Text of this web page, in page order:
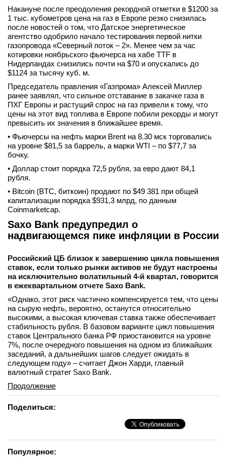
Накануне после преодоления рекордной отметки в $1200 за
1 тыс. кубометров цена на газ в Европе резко снизилась
после новостей о том, что Датское энергетическое
агентство одобрило начало тестирования первой нитки
газопровода «Северный поток – 2». Менее чем за час
котировки ноябрьского фьючерса на хабе TTF в
Нидерландах снизились почти на $70 и опускались до
$1124 за тысячу куб. м.
Председатель правления «Газпрома» Алексей Миллер
ранее заявлял, что сильное отставание в закачке газа в
ПХГ Европы и растущий спрос на газ привели к тому, что
цены на этот вид топлива в Европе побили рекорды и могут
превысить их значения в ближайшее время.
• Фьючерсы на нефть марки Brent на 8.30 мск торговались
на уровне $81,5 за баррель, а марки WTI – по $77,7 за
бочку.
• Доллар стоит порядка 72,5 рубля, за евро дают 84,1
рубля.
• Bitcoin (BTC, биткоин) продают по $49 381 при общей
капитализации порядка $931,3 млрд, по данным
Coinmarketcap.
Saxo Bank предупредил о
надвигающемся пике инфляции в России
Российский ЦБ близок к завершению цикла повышения
ставок, если только рынки активов не будут настроены
на исключительно волатильный 4-й квартал, говорится
в ежеквартальном отчете Saxo Bank.
«Однако, этот риск частично компенсируется тем, что цены
на сырую нефть, вероятно, останутся относительно
высокими, а высокая ключевая ставка также обеспечивает
стабильность рубля. В базовом варианте цикл повышения
ставок Центрального банка РФ приостановится на уровне
7%, после очередного повышения на одном из ближайших
заседаний, а дальнейших шагов следует ожидать в
следующем году» – считает Джон Харди, главный
валютный стратег Saxo Bank.
Продолжение
Поделиться:
Популярное: